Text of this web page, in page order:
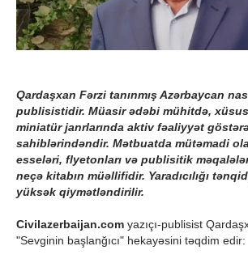
Qardaşxan Fərzi tanınmış Azərbaycan
publisistidir. Müasir ədəbi mühitdə,
miniatür janrlarında aktiv fəaliyyət
sahiblərindəndir. Mətbuatda mütəmadi
esseləri, flyetonları və publisitik
neçə kitabın müəllifidir. Yaradıcılığı
yüksək qiymətləndirilir.
Civilazerbaijan.com yazıçı-publisist
"Sevginin başlanğıcı" hekayəsini təqdim edir: